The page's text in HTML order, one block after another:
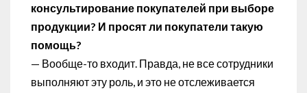
консультирование покупателей при выборе
продукции? И просят ли покупатели такую
помощь?
— Вообще-то входит. Правда, не все сотрудники
выполняют эту роль, и это не отслеживается